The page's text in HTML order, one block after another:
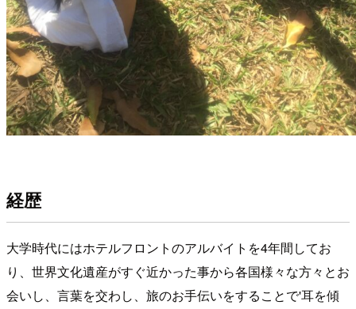
経歴
大学時代にはホテルフロントのアルバイトを4年間してお
り、世界文化遺産がすぐ近かった事から各国様々な方々とお
会いし、言葉を交わし、旅のお手伝いをすることで'耳を傾